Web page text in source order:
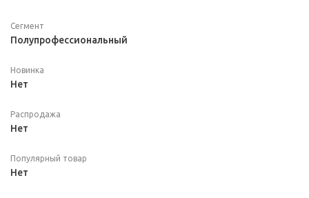
Сегмент
Полупрофессиональный
Новинка
Нет
Распродажа
Нет
Популярный товар
Нет